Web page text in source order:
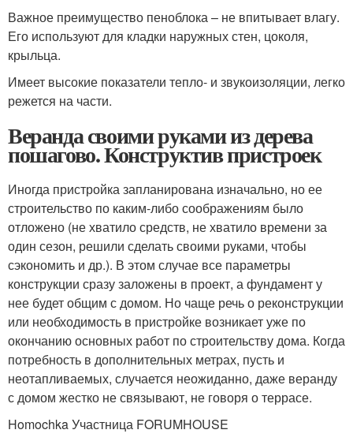
Важное преимущество пеноблока – не впитывает влагу.
Его используют для кладки наружных стен, цоколя,
крыльца.
Имеет высокие показатели тепло- и звукоизоляции, легко
режется на части.
Веранда своими руками из дерева
пошагово. Конструктив пристроек
Иногда пристройка запланирована изначально, но ее
строительство по каким-либо соображениям было
отложено (не хватило средств, не хватило времени за
один сезон, решили сделать своими руками, чтобы
сэкономить и др.). В этом случае все параметры
конструкции сразу заложены в проект, а фундамент у
нее будет общим с домом. Но чаще речь о реконструкции
или необходимость в пристройке возникает уже по
окончанию основных работ по строительству дома. Когда
потребность в дополнительных метрах, пусть и
неотапливаемых, случается неожиданно, даже веранду
с домом жестко не связывают, не говоря о террасе.
Homochka Участница FORUMHOUSE